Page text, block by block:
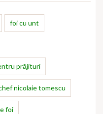
foi cu unt
prăjituri
nicolaie tomescu
foi